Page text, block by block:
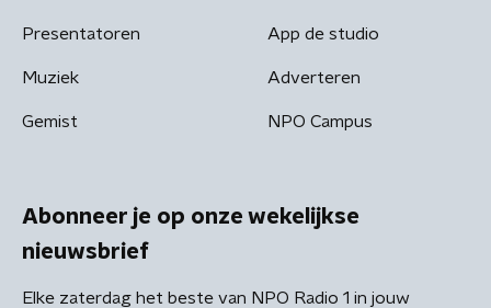
Presentatoren
Muziek
Gemist
App de studio
Adverteren
NPO Campus
Abonneer je op onze wekelijkse
nieuwsbrief
Elke zaterdag het beste van NPO Radio 1 in jouw